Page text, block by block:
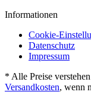
Informationen
Cookie-
Datenschutz
Impressum
* Alle Preise
Versandkosten, wenn